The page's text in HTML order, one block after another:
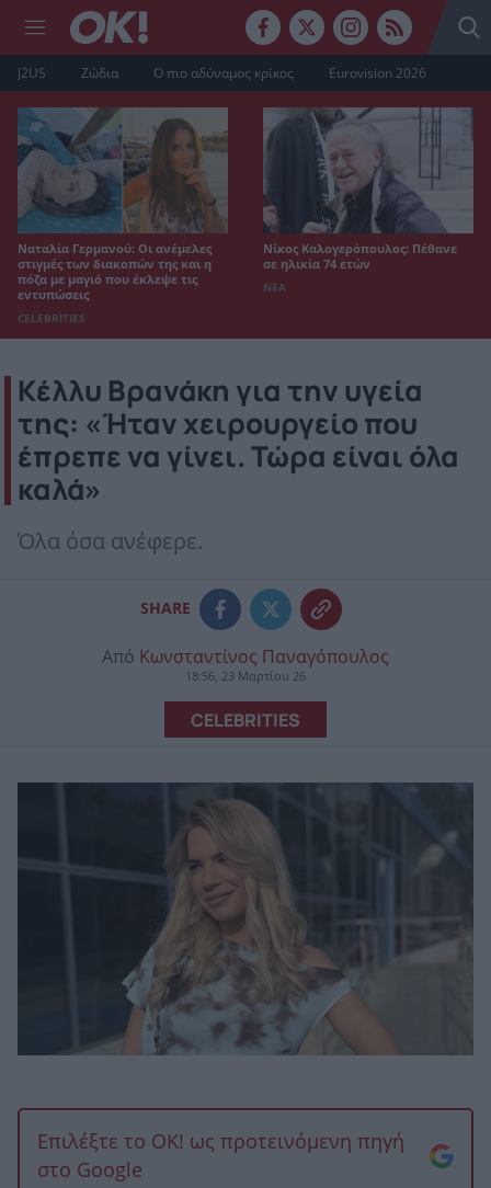
J2US Ζώδια Ο πιο αδύναμος κρίκος Eurovision 2026
Ναταλία Γερμανού: Οι ανέμελες
στιγμές των διακοπών της και η
πόζα με μαγιό που έκλεψε τις
εντυπώσεις
CELEBRITIES
Νίκος Καλογερόπουλος: Πέθανε
σε ηλικία 74 ετών
ΝΕΑ
Κέλλυ Βρανάκη για την υγεία
της: «Ήταν χειρουργείο που
έπρεπε να γίνει. Τώρα είναι όλα
καλά»
Όλα όσα ανέφερε.
SHARE
Από Κωνσταντίνος Παναγόπουλος
18:56, 23 Μαρτίου 26
CELEBRITIES
Επιλέξτε το OK! ως προτεινόμενη πηγή
στο Google